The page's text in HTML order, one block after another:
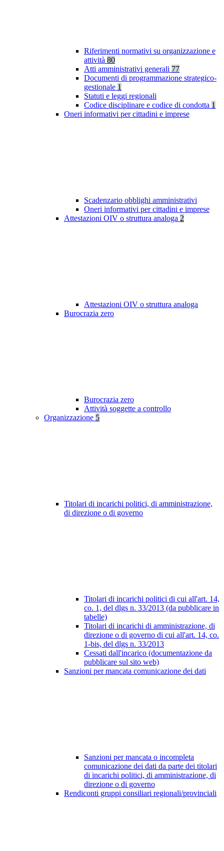
Riferimenti normativi su organizzazione e
attività 80
Atti amministrativi generali 77
Documenti di programmazione strategico-
gestionale 1
Statuti e leggi regionali
Codice disciplinare e codice di condotta 1
Oneri informativi per cittadini e imprese
Scadenzario obblighi amministrativi
Oneri informativi per cittadini e imprese
Attestazioni OIV o struttura analoga 2
Attestazioni OIV o struttura analoga
Burocrazia zero
Burocrazia zero
Attività soggette a controllo
Organizzazione 5
Titolari di incarichi politici, di amministrazione,
di direzione o di governo
Titolari di incarichi politici di cui all'art. 14,
co. 1, del dlgs n. 33/2013 (da pubblicare in
tabelle)
Titolari di incarichi di amministrazione, di
direzione o di governo di cui all'art. 14, co.
1-bis, del dlgs n. 33/2013
Cessati dall'incarico (documentazione da
pubblicare sul sito web)
Sanzioni per mancata comunicazione dei dati
Sanzioni per mancata o incompleta
comunicazione dei dati da parte dei titolari
di incarichi politici, di amministrazione, di
direzione o di governo
Rendiconti gruppi consiliari regionali/provinciali